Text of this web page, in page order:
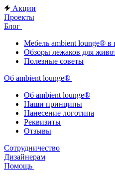
Акции
Проекты
Блог
Мебель ambient lounge® в
Обзоры лежаков для
Полезные советы
Об ambient lounge®
Oб ambient lounge®
Наши принципы
Нанесение логотипа
Реквизиты
Отзывы
Сотрудничество
Дизайнерам
Помощь